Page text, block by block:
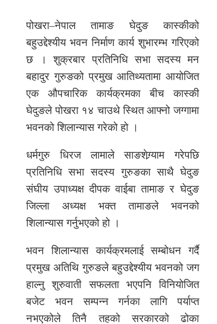
प्रविधि
साहित्य
नमोबुद्ध
English
पोखरा–नेपाल तामाङ घेदुङ कास्कीको
बहुउद्देश्यीय भवन निर्माण कार्य शुभारम्भ गरिएको
छ । शुक्रबार प्रतिनिधि सभा सदस्य मन
बहादुर गुरुङको प्रमुख आतिथ्यतामा आयोजित
एक औपचारिक कार्यक्रमका बीच कास्की
घेदुङले पोखरा १४ चाउथे स्थित आफ्नो जग्गामा
भवनको शिलान्यास गरेको हो ।
धर्मगुरु धिरज लामाले साङशेग्र्याम गरेपछि
प्रतिनिधि सभा सदस्य गुरुङका साथै घेदुङ
संघीय उपाध्यक्ष दीपक वाईबा तामाङ र घेदुङ
जिल्ला अध्यक्ष भक्त तामाङले भवनको
शिलान्यास गर्नुभएको हो ।
भवन शिलान्यास कार्यक्रमलाई सम्बोधन गर्दै
प्रमुख अतिथि गुरुङले बहुउद्देश्यीय भवनको जग
हाल्नु शुरुवाती सफलता भएपनि विनियोजित
बजेट भवन सम्पन्न गर्नका लागि पर्याप्त
नभएकोले तिनै तहको सरकारको ढोका